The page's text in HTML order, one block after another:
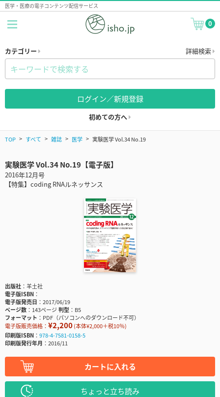
医学・医療の電子コンテンツ配信サービス
0
カテゴリー 詳細検索
ログイン／新規登録
初めての方へ
TOP すべて 雑誌 医学 実験医学 Vol.34 No.19
実験医学 Vol.34 No.19【電子版】
2016年12月号
【特集】coding RNAルネッサンス
出版社
羊土社
電子版ISBN
電子版発売日
2017/06/19
ページ数
143ページ判型
B5
フォーマット
PDF（パソコンへのダウンロード不可）
電子版販売価格： ¥2,200(本体¥2,000＋税10％)
印刷版ISBN
978-4-7581-0158-5
印刷版発行年月
2016/11
カートに入れる
ちょっと立ち読み